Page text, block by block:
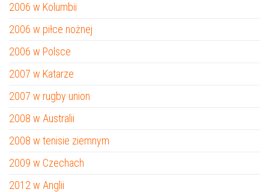
2006 w Kolumbii
2006 w piłce nożnej
2006 w Polsce
2007 w Katarze
2007 w rugby union
2008 w Australii
2008 w tenisie ziemnym
2009 w Czechach
2012 w Anglii